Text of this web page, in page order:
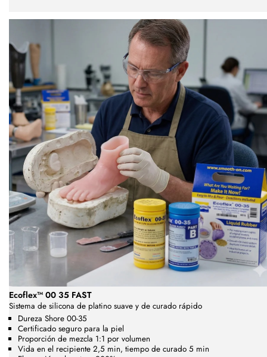
Ecoflex™ 00 35 FAST
Sistema de silicona de platino suave y de curado rápido
Dureza Shore 00-35
Certificado seguro para la piel
Proporción de mezcla 1:1 por volumen
Vida en el recipiente 2,5 min, tiempo de curado 5 min